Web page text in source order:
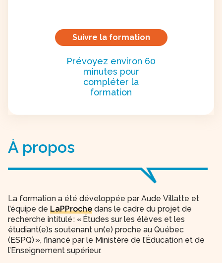
Suivre la formation
Prévoyez environ 60
minutes pour
compléter la
formation
À propos
La formation a été développée par Aude Villatte et
l’équipe de LaPProchedans le cadre du projet de
recherche intitulé : « Études sur les élèves et les
étudiant(e)s soutenant un(e) proche au Québec
(ESPQ) », financé par le Ministère de l’Éducation et de
l’Enseignement supérieur.